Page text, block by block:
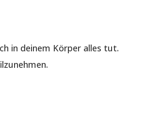
in deinem Körper alles tut.